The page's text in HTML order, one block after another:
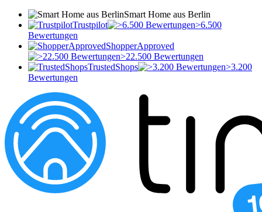
Smart Home aus Berlin
Trustpilot
>6.500
Bewertungen
ShopperApproved
>22.500 Bewertungen
TrustedShops
>3.200
Bewertungen